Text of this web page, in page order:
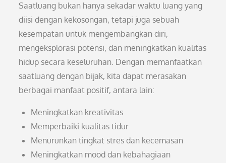
Saatluang bukan hanya sekadar waktu luang yang
diisi dengan kekosongan, tetapi juga sebuah
kesempatan untuk mengembangkan diri,
mengeksplorasi potensi, dan meningkatkan kualitas
hidup secara keseluruhan. Dengan memanfaatkan
saatluang dengan bijak, kita dapat merasakan
berbagai manfaat positif, antara lain:
Meningkatkan kreativitas
Memperbaiki kualitas tidur
Menurunkan tingkat stres dan kecemasan
Meningkatkan mood dan kebahagiaan